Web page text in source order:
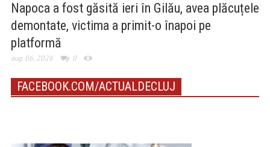
Napoca a fost găsită ieri în Gilău, avea plăcuțele
demontate, victima a primit-o înapoi pe
platformă
aug. 06, 2026 0
FACEBOOK.COM/ACTUALDECLUJ